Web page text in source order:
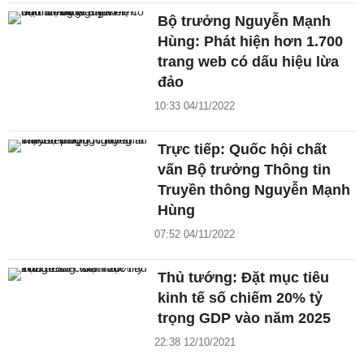
Bộ trưởng Nguyễn Mạnh
Hùng: Phát hiện hơn 1.700
trang web có dấu hiệu lừa
đảo
10:33 04/11/2022
Trực tiếp: Quốc hội chất
vấn Bộ trưởng Thông tin
Truyền thông Nguyễn Mạnh
Hùng
07:52 04/11/2022
Thủ tướng: Đặt mục tiêu
kinh tế số chiếm 20% tỷ
trọng GDP vào năm 2025
22:38 12/10/2021